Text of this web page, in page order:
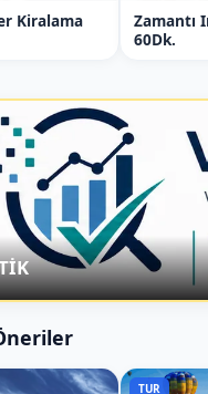
özellikler:
Çocuk koltuğu talep üzerine
sürüş ve özel
Aile dostu VIP araç seçenekleri
balayı çiftleri için
özel transfer hizmeti
avantajları:
Kiralama
Zamantı
60Dk.
TUR